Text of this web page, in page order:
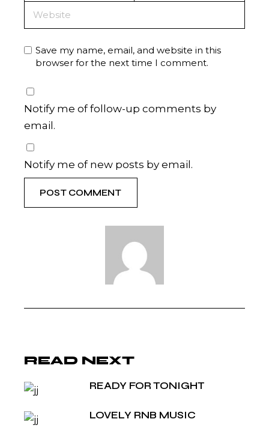
Save my name, email, and website in this
browser for the next time I comment.
Notify me of follow-up comments by
email.
Notify me of new posts by email.
POST COMMENT
READ NEXT
READY FOR TONIGHT
LOVELY RNB MUSIC